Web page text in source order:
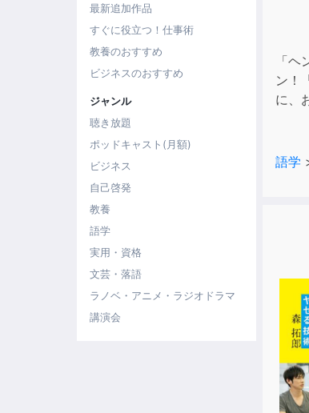
最新追加作品
すぐに役立つ！仕事術
教養のおすすめ
ビジネスのおすすめ
ジャンル
聴き放題
ポッドキャスト(月額)
ビジネス
自己啓発
教養
語学
実用・資格
文芸・落語
ラノベ・アニメ・ラジオドラマ
講演会
「
ン！
に、
語学